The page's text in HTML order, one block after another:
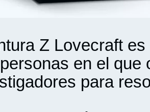
Z Lovecraft
en el que
para